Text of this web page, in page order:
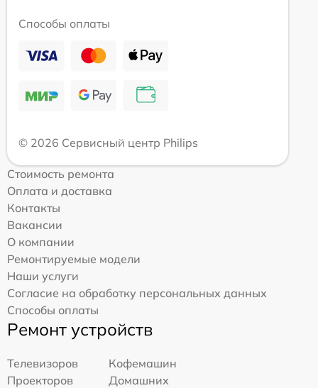
Способы оплаты
© 2026 Сервисный центр Philips
Стоимость ремонта
Оплата и доставка
Контакты
Вакансии
О компании
Ремонтируемые модели
Наши услуги
Согласие на обработку персональных данных
Способы оплаты
Ремонт устройств
Телевизоров
Кофемашин
Проекторов
Домашних